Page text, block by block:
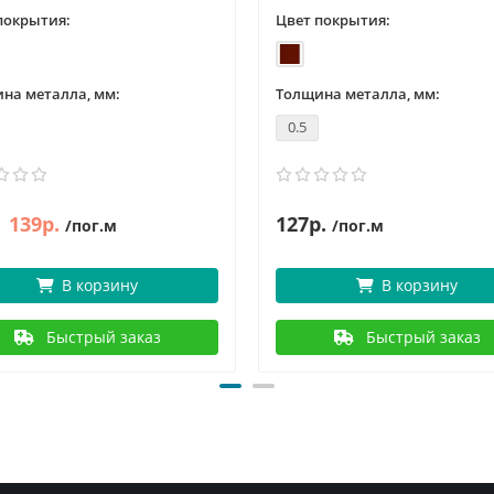
металла, мм:
139р. /пог.м
В корзину
Быстрый заказ
Цвет покрытия:
Толщина металла, мм:
0.5
127р. /пог.м
В корзину
Быстрый заказ